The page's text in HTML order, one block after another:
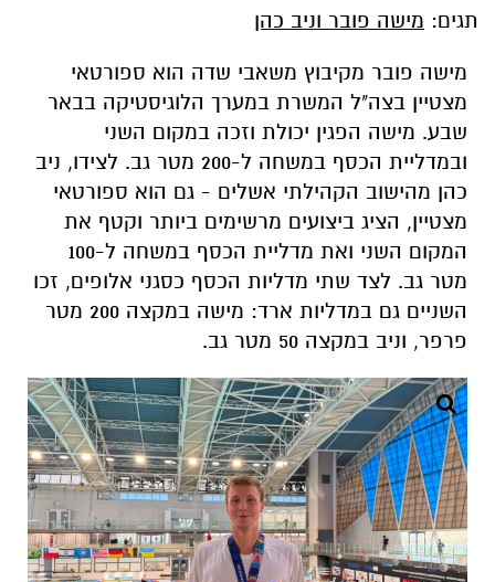
תגים: מישה פובר וניב כהן
מישה פובר מקיבוץ משאבי שדה הוא ספורטאי
מצטיין בצה"ל המשרת במערך הלוגיסטיקה בבאר
שבע. מישה הפגין יכולת וזכה במקום השני
ובמדליית הכסף במשחה ל-200 מטר גב. לצידו, ניב
כהן מהישוב הקהילתי אשלים - גם הוא ספורטאי
מצטיין, הציג ביצועים מרשימים ביותר וקטף את
המקום השני ואת מדליית הכסף במשחה ל-100
מטר גב. לצד שתי מדליות הכסף כסגני אלופים, זכו
השניים גם במדליות ארד: מישה במקצה 200 מטר
פרפר, וניב במקצה 50 מטר גב.